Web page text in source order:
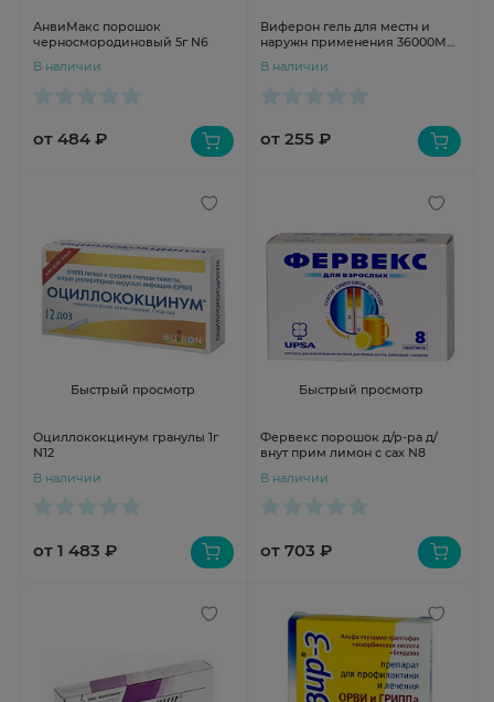
АнвиМакс порошок
черносмородиновый 5г N6
В наличии
от 484 ₽
Виферон гель для местн и
наружн применения 36000МЕ/
В наличии
от 255 ₽
Быстрый просмотр
Оциллококцинум гранулы 1г
N12
В наличии
от 1 483 ₽
Быстрый просмотр
Фервекс порошок д/р-ра д/
внут прим лимон с сах N8
В наличии
от 703 ₽